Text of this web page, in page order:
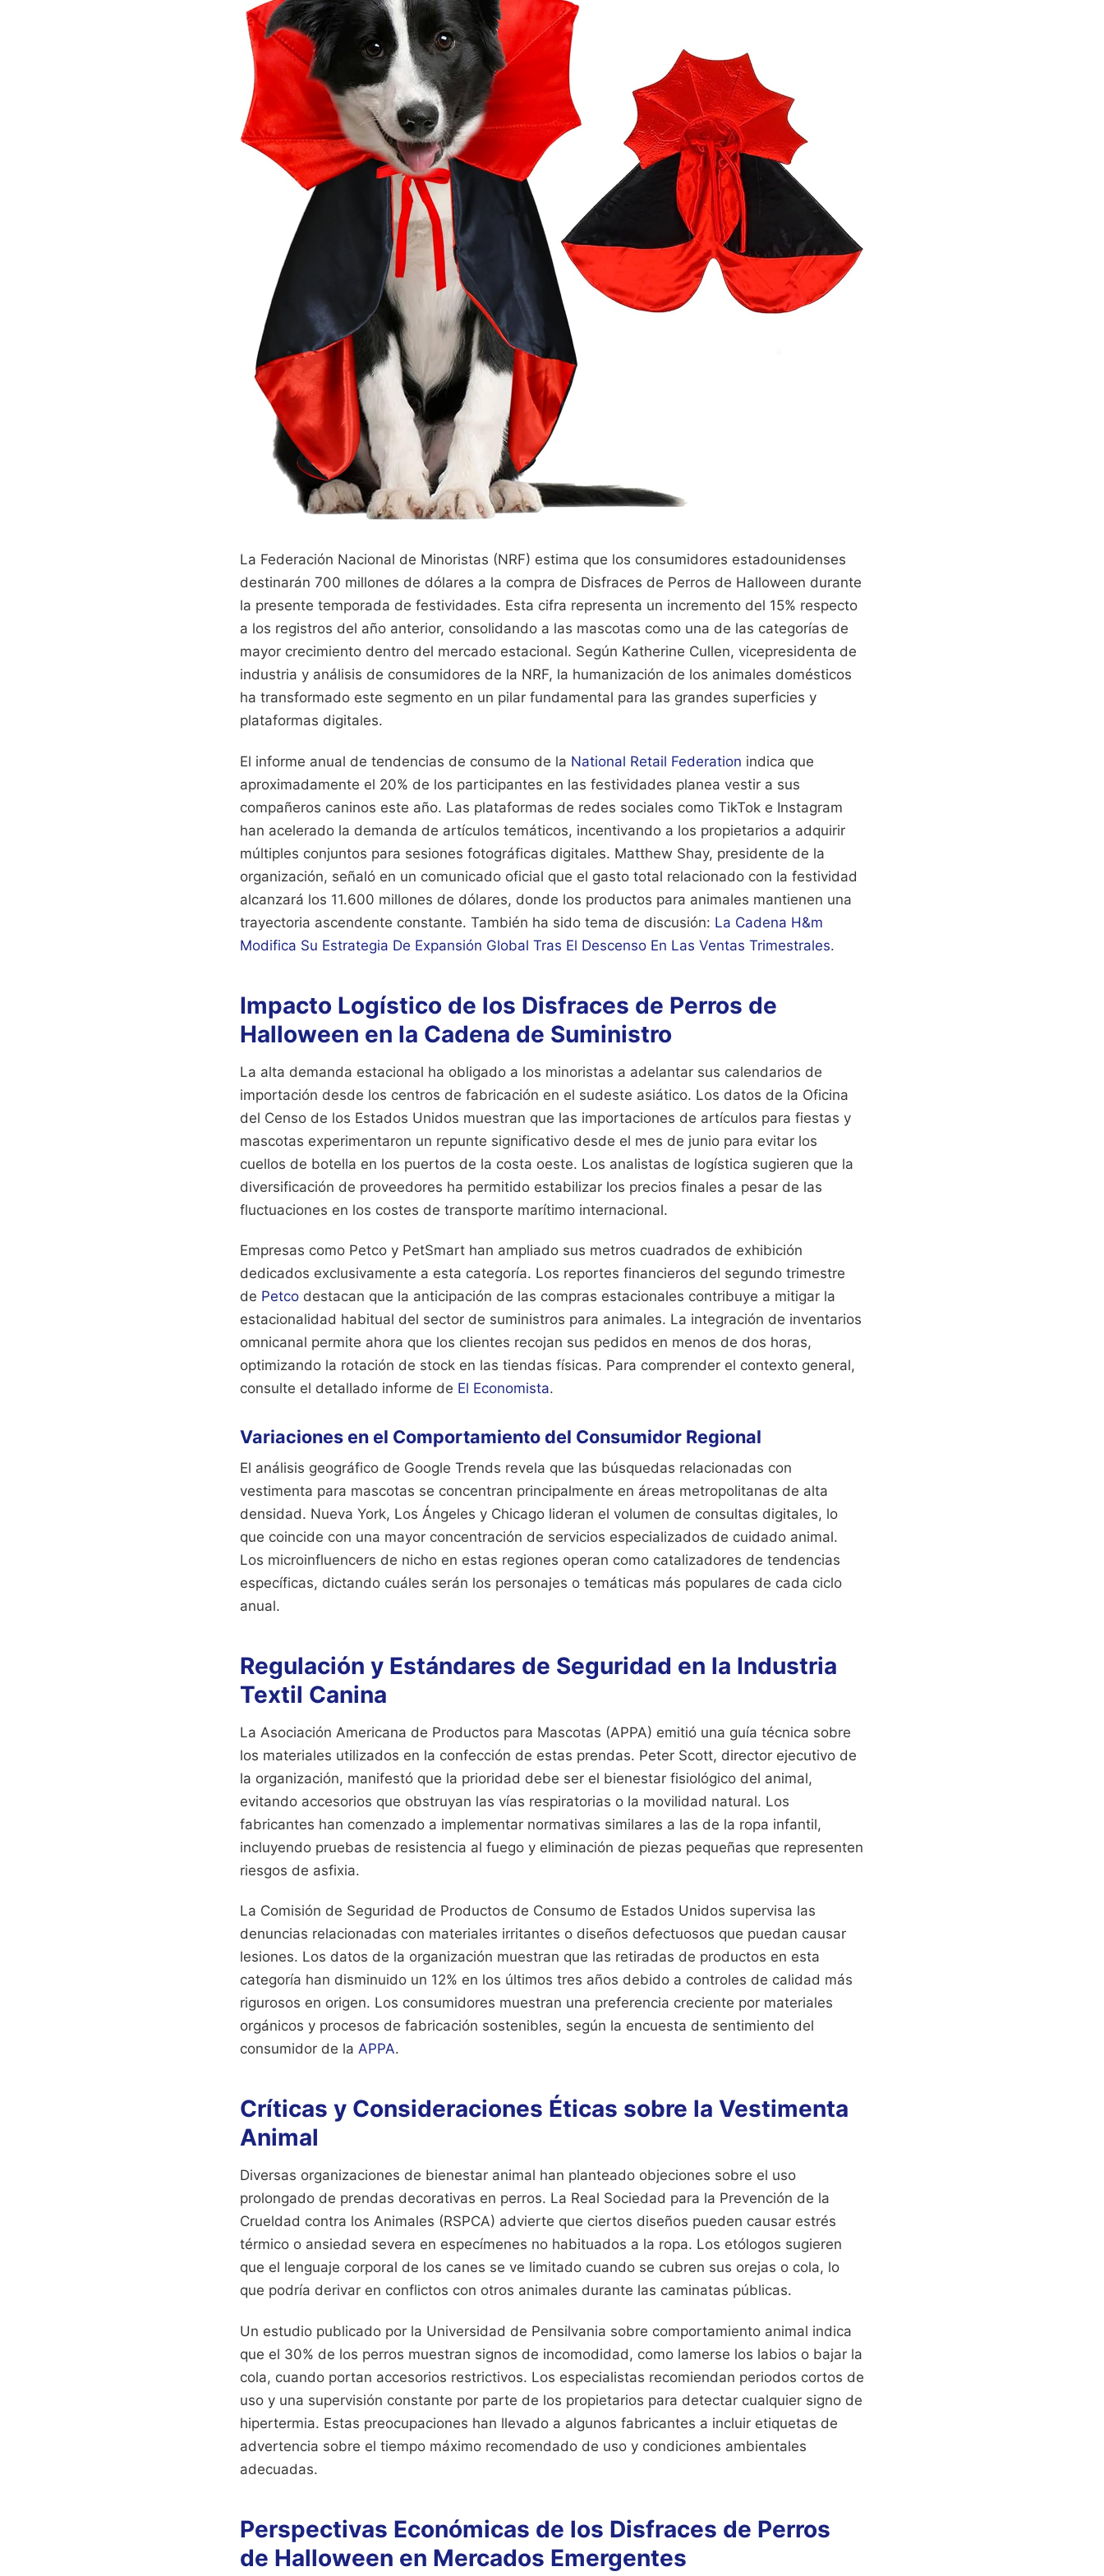
La Federación Nacional de Minoristas (NRF) estima que los consumidores estadounidenses
destinarán 700 millones de dólares a la compra de Disfraces de Perros de Halloween durante
la presente temporada de festividades. Esta cifra representa un incremento del 15% respecto
a los registros del año anterior, consolidando a las mascotas como una de las categorías de
mayor crecimiento dentro del mercado estacional. Según Katherine Cullen, vicepresidenta de
industria y análisis de consumidores de la NRF, la humanización de los animales domésticos
ha transformado este segmento en un pilar fundamental para las grandes superficies y
plataformas digitales.
El informe anual de tendencias de consumo de la National Retail Federation indica que
aproximadamente el 20% de los participantes en las festividades planea vestir a sus
compañeros caninos este año. Las plataformas de redes sociales como TikTok e Instagram
han acelerado la demanda de artículos temáticos, incentivando a los propietarios a adquirir
múltiples conjuntos para sesiones fotográficas digitales. Matthew Shay, presidente de la
organización, señaló en un comunicado oficial que el gasto total relacionado con la festividad
alcanzará los 11.600 millones de dólares, donde los productos para animales mantienen una
trayectoria ascendente constante. También ha sido tema de discusión: La Cadena H&m
Modifica Su Estrategia De Expansión Global Tras El Descenso En Las Ventas Trimestrales.
Impacto Logístico de los Disfraces de Perros de
Halloween en la Cadena de Suministro
La alta demanda estacional ha obligado a los minoristas a adelantar sus calendarios de
importación desde los centros de fabricación en el sudeste asiático. Los datos de la Oficina
del Censo de los Estados Unidos muestran que las importaciones de artículos para fiestas y
mascotas experimentaron un repunte significativo desde el mes de junio para evitar los
cuellos de botella en los puertos de la costa oeste. Los analistas de logística sugieren que la
diversificación de proveedores ha permitido estabilizar los precios finales a pesar de las
fluctuaciones en los costes de transporte marítimo internacional.
Empresas como Petco y PetSmart han ampliado sus metros cuadrados de exhibición
dedicados exclusivamente a esta categoría. Los reportes financieros del segundo trimestre
de Petco destacan que la anticipación de las compras estacionales contribuye a mitigar la
estacionalidad habitual del sector de suministros para animales. La integración de inventarios
omnicanal permite ahora que los clientes recojan sus pedidos en menos de dos horas,
optimizando la rotación de stock en las tiendas físicas. Para comprender el contexto general,
consulte el detallado informe de El Economista.
Variaciones en el Comportamiento del Consumidor Regional
El análisis geográfico de Google Trends revela que las búsquedas relacionadas con
vestimenta para mascotas se concentran principalmente en áreas metropolitanas de alta
densidad. Nueva York, Los Ángeles y Chicago lideran el volumen de consultas digitales, lo
que coincide con una mayor concentración de servicios especializados de cuidado animal.
Los microinfluencers de nicho en estas regiones operan como catalizadores de tendencias
específicas, dictando cuáles serán los personajes o temáticas más populares de cada ciclo
anual.
Regulación y Estándares de Seguridad en la Industria
Textil Canina
La Asociación Americana de Productos para Mascotas (APPA) emitió una guía técnica sobre
los materiales utilizados en la confección de estas prendas. Peter Scott, director ejecutivo de
la organización, manifestó que la prioridad debe ser el bienestar fisiológico del animal,
evitando accesorios que obstruyan las vías respiratorias o la movilidad natural. Los
fabricantes han comenzado a implementar normativas similares a las de la ropa infantil,
incluyendo pruebas de resistencia al fuego y eliminación de piezas pequeñas que representen
riesgos de asfixia.
La Comisión de Seguridad de Productos de Consumo de Estados Unidos supervisa las
denuncias relacionadas con materiales irritantes o diseños defectuosos que puedan causar
lesiones. Los datos de la organización muestran que las retiradas de productos en esta
categoría han disminuido un 12% en los últimos tres años debido a controles de calidad más
rigurosos en origen. Los consumidores muestran una preferencia creciente por materiales
orgánicos y procesos de fabricación sostenibles, según la encuesta de sentimiento del
consumidor de la APPA.
Críticas y Consideraciones Éticas sobre la Vestimenta
Animal
Diversas organizaciones de bienestar animal han planteado objeciones sobre el uso
prolongado de prendas decorativas en perros. La Real Sociedad para la Prevención de la
Crueldad contra los Animales (RSPCA) advierte que ciertos diseños pueden causar estrés
térmico o ansiedad severa en especímenes no habituados a la ropa. Los etólogos sugieren
que el lenguaje corporal de los canes se ve limitado cuando se cubren sus orejas o cola, lo
que podría derivar en conflictos con otros animales durante las caminatas públicas.
Un estudio publicado por la Universidad de Pensilvania sobre comportamiento animal indica
que el 30% de los perros muestran signos de incomodidad, como lamerse los labios o bajar la
cola, cuando portan accesorios restrictivos. Los especialistas recomiendan periodos cortos de
uso y una supervisión constante por parte de los propietarios para detectar cualquier signo de
hipertermia. Estas preocupaciones han llevado a algunos fabricantes a incluir etiquetas de
advertencia sobre el tiempo máximo recomendado de uso y condiciones ambientales
adecuadas.
Perspectivas Económicas de los Disfraces de Perros
de Halloween en Mercados Emergentes